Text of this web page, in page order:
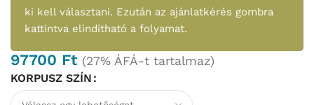
ki kell választani. Ezután az ajánlatkérés gombra
kattintva elindítható a folyamat.
97700 Ft (27% ÁFÁ-t tartalmaz)
KORPUSZ SZÍN